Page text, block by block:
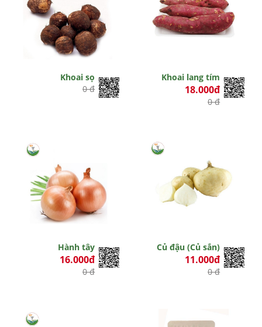
Khoai sọ
0 đ
Khoai lang tím
18.000đ
0 đ
Hành tây
16.000đ
0 đ
Củ đậu (Củ sắn)
11.000đ
0 đ